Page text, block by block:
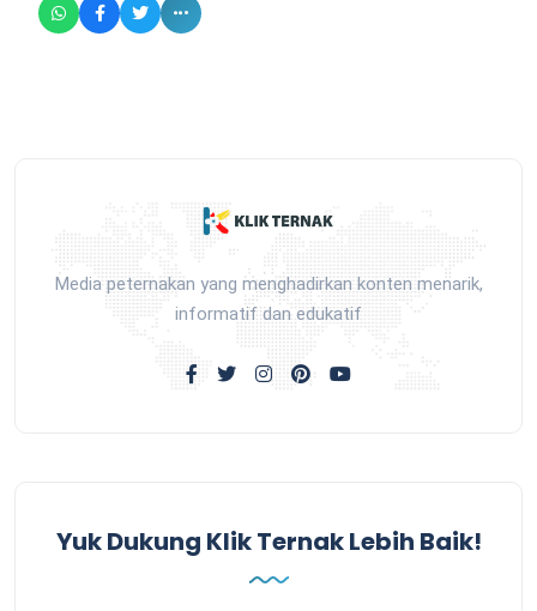
Media peternakan yang menghadirkan konten menarik,
informatif dan edukatif
Yuk Dukung Klik Ternak Lebih Baik!